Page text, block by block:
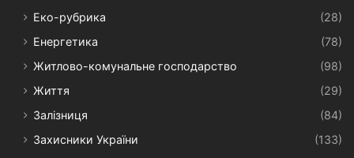
Еко-рубрика
(28)
Енергетика
(78)
Житлово-комунальне господарство
(98)
Життя
(29)
Залізниця
(84)
Захисники України
(133)